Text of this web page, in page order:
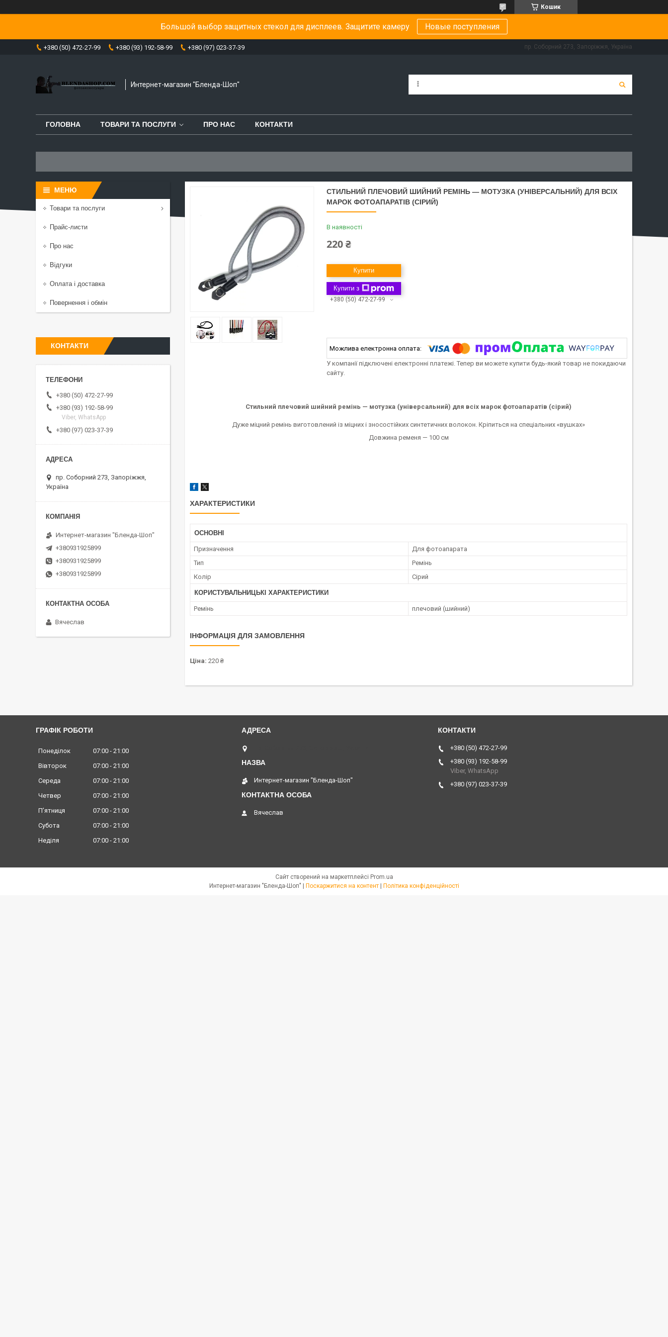
Кошик
Большой выбор защитных стекол для дисплеев. Защитите камеру Новые поступления
+380 (50) 472-27-99 +380 (93) 192-58-99 +380 (97) 023-37-39 пр. Соборний 273, Запоріжжя, Україна
Интернет-магазин "Бленда-Шоп"
ГОЛОВНА ТОВАРИ ТА ПОСЛУГИ ПРО НАС КОНТАКТИ
СТИЛЬНИЙ ПЛЕЧОВИЙ ШИЙНИЙ РЕМІНЬ — МОТУЗКА (УНІВЕРСАЛЬНИЙ) ДЛЯ ВСІХ
МАРОК ФОТОАПАРАТІВ (СІРИЙ)
В наявності
220 ₴
Купити
Купити з
+380 (50) 472-27-99
У компанії підключені електронні платежі. Тепер ви можете купити будь-який товар не покидаючи
сайту.
Стильний плечовий шийний ремінь — мотузка (універсальний) для всіх марок фотоапаратів (сірий)
Дуже міцний ремінь виготовлений із міцних і зносостійких синтетичних волокон. Кріпиться на спеціальних «вушках»
Довжина ременя — 100 см
ХАРАКТЕРИСТИКИ
ОСНОВНІ
Призначення
Для фотоапарата
Тип
Ремінь
Колір
Сірий
КОРИСТУВАЛЬНИЦЬКІ ХАРАКТЕРИСТИКИ
Ремінь плечовий (шийний)
ІНФОРМАЦІЯ ДЛЯ ЗАМОВЛЕННЯ
Ціна: 220 ₴
Товари та послуги
Прайс-листи
Про нас
Відгуки
Оплата і доставка
Повернення і обмін
КОНТАКТИ
+380 (50) 472-27-99
+380 (93) 192-58-99
Viber, WhatsApp
+380 (97) 023-37-39
пр. Соборний 273, Запоріжжя,
Україна
Интернет-магазин "Бленда-Шоп"
+380931925899
+380931925899
+380931925899
Вячеслав
ГРАФІК РОБОТИ
Понеділок 07:00
21:00
Вівторок
07:00
21:00
Середа
07:00
21:00
Четвер
07:00
21:00
Пʼятниця
07:00
21:00
Субота
07:00
21:00
Неділя
07:00 21:00
Интернет-магазин "Бленда-Шоп"
Вячеслав
+380 (50) 472-27-99
+380 (93) 192-58-99
Viber, WhatsApp
+380 (97) 023-37-39
Сайт створений на маркетплейсі Prom.ua
Поскаржитися на контент Політика конфіденційності